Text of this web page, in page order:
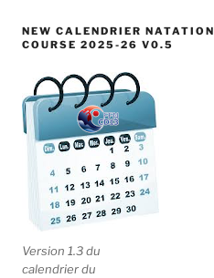
NEW CALENDRIER NATATION
COURSE 2025-26 V0.5
Version 1.3 du
calendrier du